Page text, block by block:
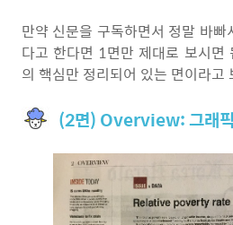
만약 신문을 구독하면서 정말 바
다고 한다면 1면만 제대로 보시면
의 핵심만 정리되어 있는 면이라고
(2면) Overview: 그래픽